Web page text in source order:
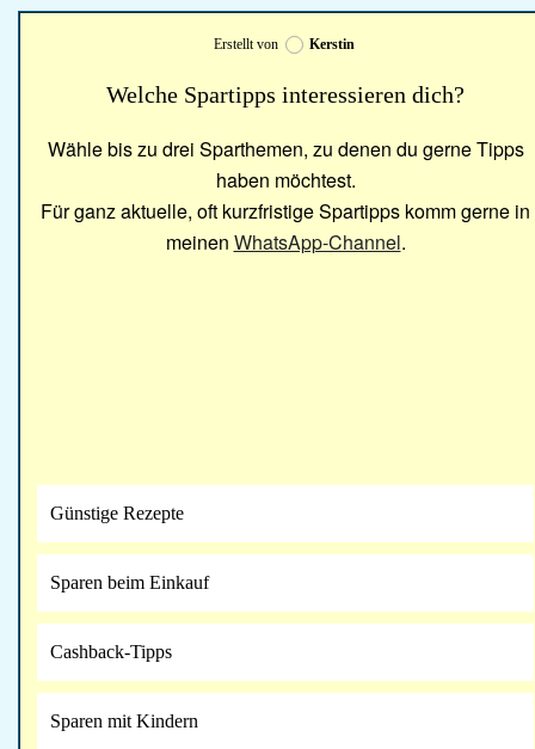
Erstellt von Kerstin
Welche Spartipps interessieren dich?
Wähle bis zu drei Sparthemen, zu denen du gerne Tipps
haben möchtest.
Für ganz aktuelle, oft kurzfristige Spartipps komm gerne in
meinen WhatsApp-Channel.
Günstige Rezepte
Sparen beim Einkauf
Cashback-Tipps
Sparen mit Kindern